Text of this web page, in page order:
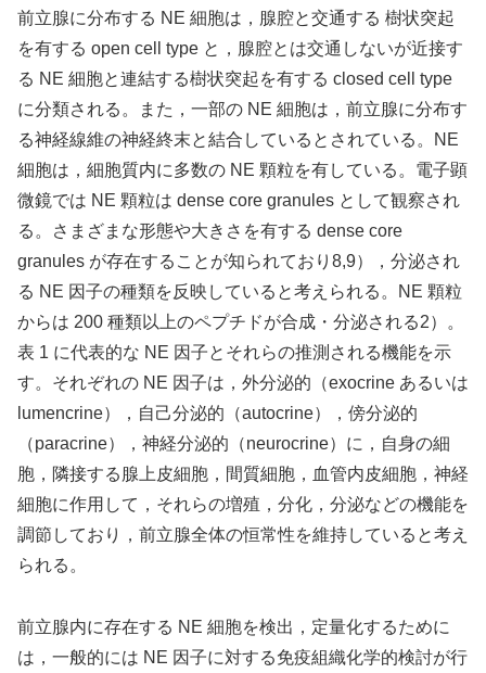
前立腺に分布する NE 細胞は，腺腔と交通する 樹状突起
を有する open cell type と，腺腔とは交通しないが近接す
る NE 細胞と連結する樹状突起を有する closed cell type
に分類される。また，一部の NE 細胞は，前立腺に分布す
る神経線維の神経終末と結合しているとされている。NE
細胞は，細胞質内に多数の NE 顆粒を有している。電子顕
微鏡では NE 顆粒は dense core granules として観察され
る。さまざまな形態や大きさを有する dense core
granules が存在することが知られており8,9），分泌され
る NE 因子の種類を反映していると考えられる。NE 顆粒
からは 200 種類以上のペプチドが合成・分泌される2）。
表 1 に代表的な NE 因子とそれらの推測される機能を示
す。それぞれの NE 因子は，外分泌的（exocrine あるいは
lumencrine），自己分泌的（autocrine），傍分泌的
（paracrine），神経分泌的（neurocrine）に，自身の細
胞，隣接する腺上皮細胞，間質細胞，血管内皮細胞，神経
細胞に作用して，それらの増殖，分化，分泌などの機能を
調節しており，前立腺全体の恒常性を維持していると考え
られる。
前立腺内に存在する NE 細胞を検出，定量化するために
は，一般的には NE 因子に対する免疫組織化学的検討が行